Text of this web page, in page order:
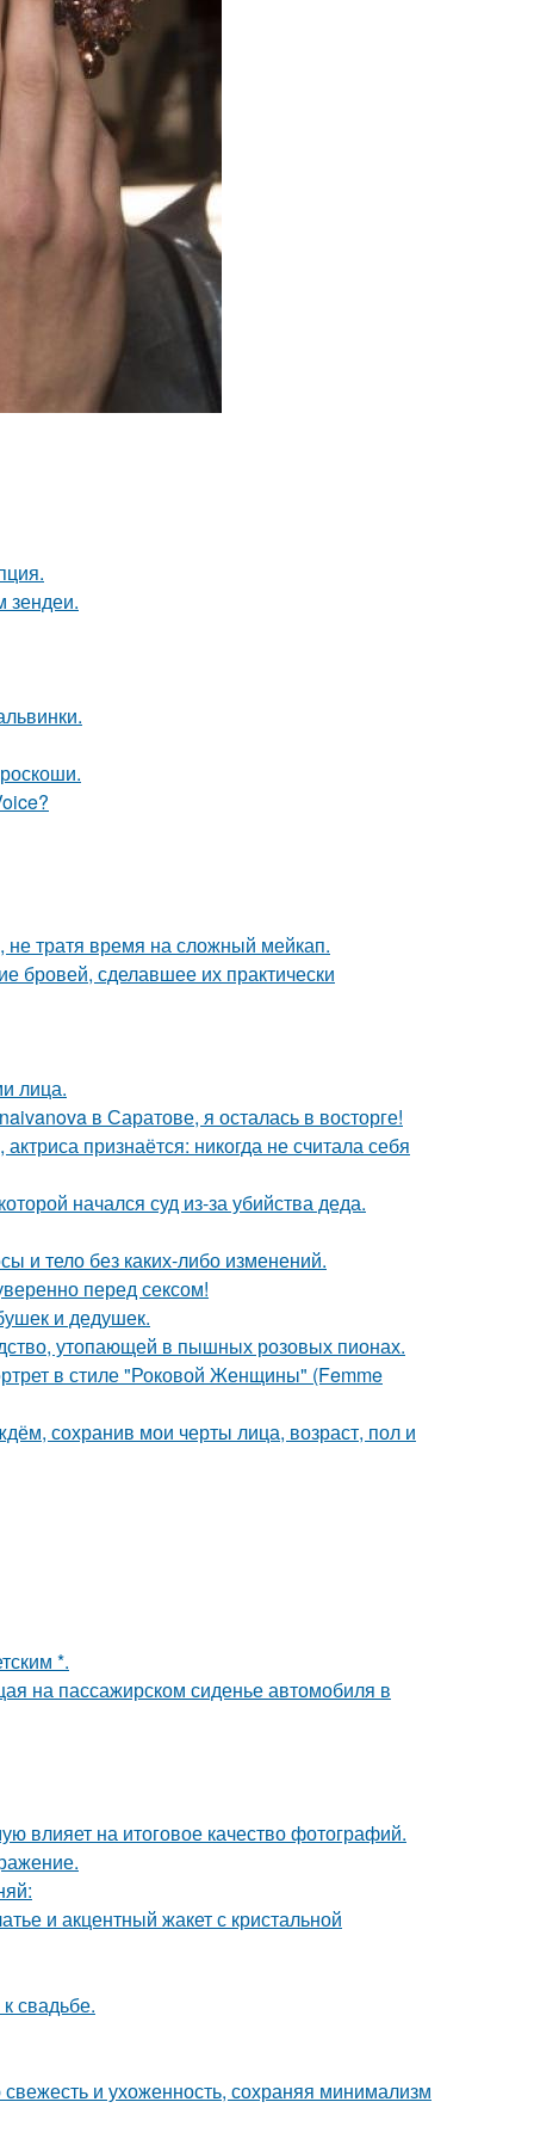
зендеи.
не тратя время на сложный мейкап.
бровей, сделавшее их практически
лица.
в Саратове, я осталась в восторге!
признаётся: никогда не считала себя
начался суд из-за убийства деда.
и тело без каких-либо изменений.
перед сексом!
и дедушек.
утопающей в пышных розовых пионах.
в стиле "Роковой Женщины" (Femme
сохранив мои черты лица, возраст, пол и
*.
на пассажирском сиденье автомобиля в
влияет на итоговое качество фотографий.
и акцентный жакет с кристальной
свадьбе.
и ухоженность, сохраняя минимализм